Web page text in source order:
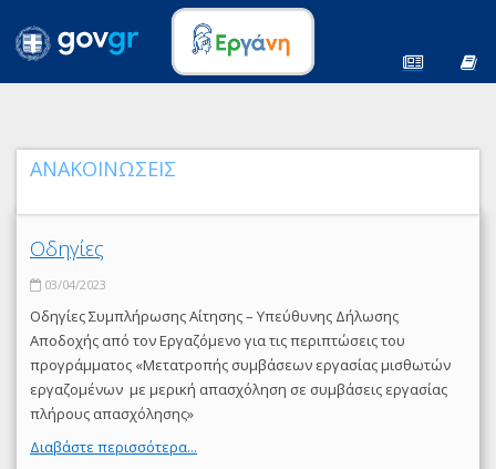
ΑΝΑΚΟΙΝΩΣΕΙΣ
Οδηγίες
03/04/2023
Οδηγίες Συμπλήρωσης Αίτησης – Υπεύθυνης Δήλωσης
Αποδοχής από τον Εργαζόμενο για τις περιπτώσεις του
προγράμματος «Μετατροπής συμβάσεων εργασίας μισθωτών
εργαζομένων με μερική απασχόληση σε συμβάσεις εργασίας
πλήρους απασχόλησης»
Διαβάστε περισσότερα...